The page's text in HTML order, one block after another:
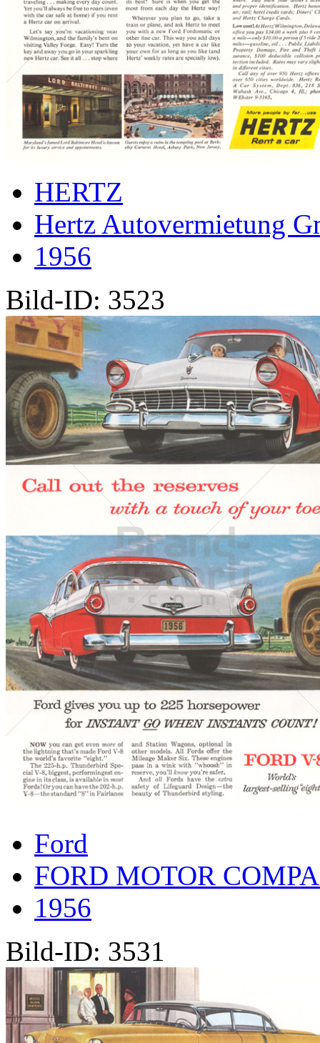
HERTZ
Hertz Autovermietung
1956
Bild-ID: 3523
Ford
FORD MOTOR
1956
Bild-ID: 3531